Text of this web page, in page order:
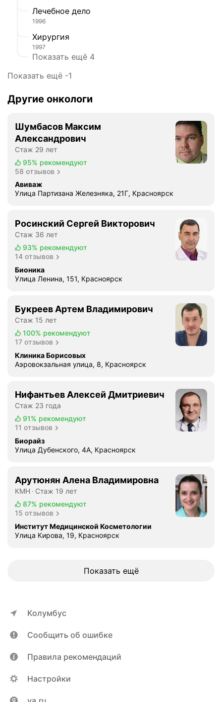
Лечебное дело
1996
Хирургия
1997
Показать ещё 4
Показать ещё -1
Другие онкологи
Шумбасов Максим
Александрович
Стаж 29 лет
95% рекомендуют
58 отзывов
Авиваж
Улица Партизана Железняка, 21Г, Красноярск
Росинский Сергей Викторович
Стаж 36 лет
93% рекомендуют
14 отзывов
Бионика
Улица Ленина, 151, Красноярск
Букреев Артем Владимирович
Стаж 15 лет
100% рекомендуют
17 отзывов
Клиника Борисовых
Аэровокзальная улица, 8, Красноярск
Нифантьев Алексей Дмитриевич
Стаж 23 года
91% рекомендуют
11 отзывов
Биорайз
Улица Дубенского, 4А, Красноярск
Арутюнян Алена Владимировна
КМН
Стаж 19 лет
87% рекомендуют
15 отзывов
Институт Медицинской Косметологии
Улица Кирова, 19, Красноярск
Показать ещё
Колумбус
Сообщить об ошибке
Правила рекомендаций
Настройки